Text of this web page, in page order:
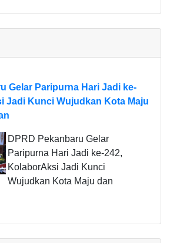
Gelar Paripurna Hari Jadi ke-
Jadi Kunci Wujudkan Kota Maju
DPRD Pekanbaru Gelar
Paripurna Hari Jadi ke-242,
KolaborAksi Jadi Kunci
Wujudkan Kota Maju dan